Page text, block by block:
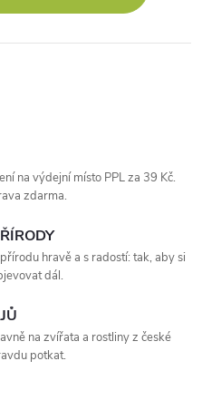
na výdejní místo PPL za 39 Kč.
zdarma.
hravě a s radostí: tak, aby si
dál.
na zvířata a rostliny z české
potkat.